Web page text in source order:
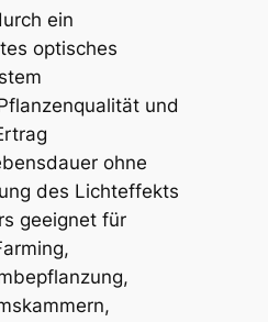
ein
optisches
und
ohne
des Lichteffekts
geeignet für